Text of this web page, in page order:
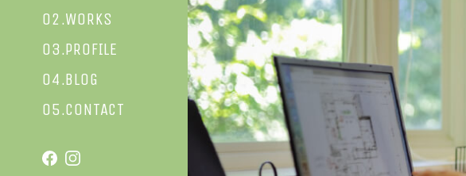
02.WORKS
03.PROFILE
04.BLOG
05.CONTACT